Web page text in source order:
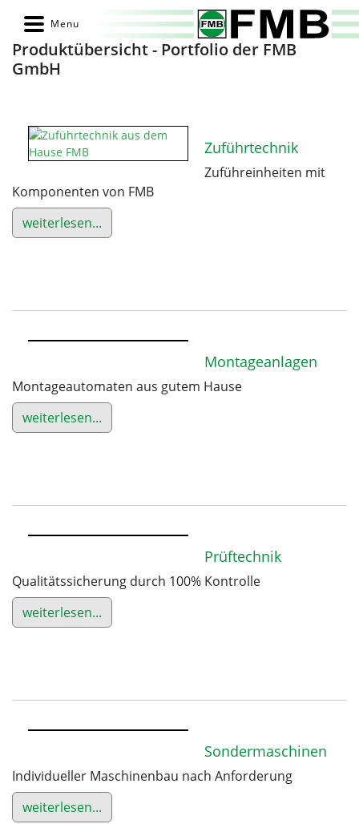
Produktübersicht - Portfolio der FMB
GmbH
Zuführtechnik
Zuführeinheiten mit
Komponenten von FMB
weiterlesen...
Montageanlagen
Montageautomaten aus gutem Hause
weiterlesen...
Prüftechnik
Qualitätssicherung durch 100% Kontrolle
weiterlesen...
Sondermaschinen
Individueller Maschinenbau nach Anforderung
weiterlesen...